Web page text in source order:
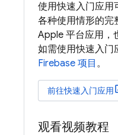
使用快速入门应用
各种使用情形的完
Apple 平台应用，
如需使用快速入门
Firebase 项目 。
前往快速入门应用
观看视频教程